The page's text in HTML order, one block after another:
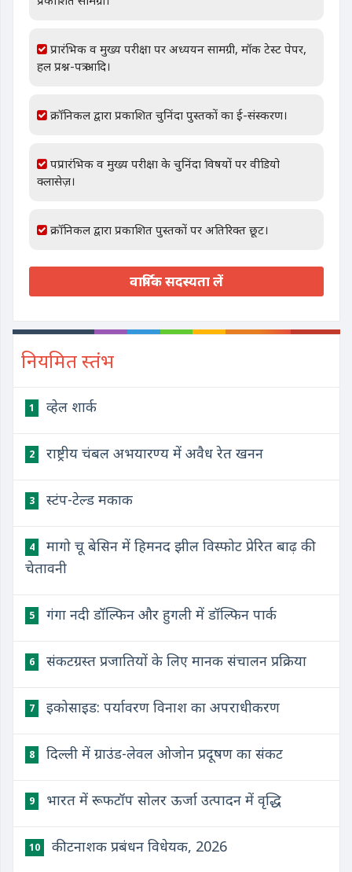
प्रारंभिक व मुख्य परीक्षा पर अध्ययन सामग्री, मॉक टेस्ट पेपर,
हल प्रश्न-पत्र आदि।
क्रॉनिकल द्वारा प्रकाशित चुनिंदा पुस्तकों का ई-संस्करण।
पप्रारंभिक व मुख्य परीक्षा के चुनिंदा विषयों पर वीडियो
क्लासेज़।
क्रॉनिकल द्वारा प्रकाशित पुस्तकों पर अतिरिक्त छूट।
वार्षिक सदस्यता लें
नियमित स्तंभ
1 व्हेल शार्क
2 राष्ट्रीय चंबल अभयारण्य में अवैध रेत खनन
3 स्टंप-टेल्ड मकाक
4
मागो चू बेसिन में हिमनद झील विस्फोट प्रेरित बाढ़ की
चेतावनी
5 गंगा नदी डॉल्फिन और हुगली में डॉल्फिन पार्क
6 संकटग्रस्त प्रजातियों के लिए मानक संचालन प्रक्रिया
7 इकोसाइड: पर्यावरण विनाश का अपराधीकरण
8 दिल्ली में ग्राउंड-लेवल ओजोन प्रदूषण का संकट
9 भारत में रूफटॉप सोलर ऊर्जा उत्पादन में वृद्धि
10 कीटनाशक प्रबंधन विधेयक, 2026